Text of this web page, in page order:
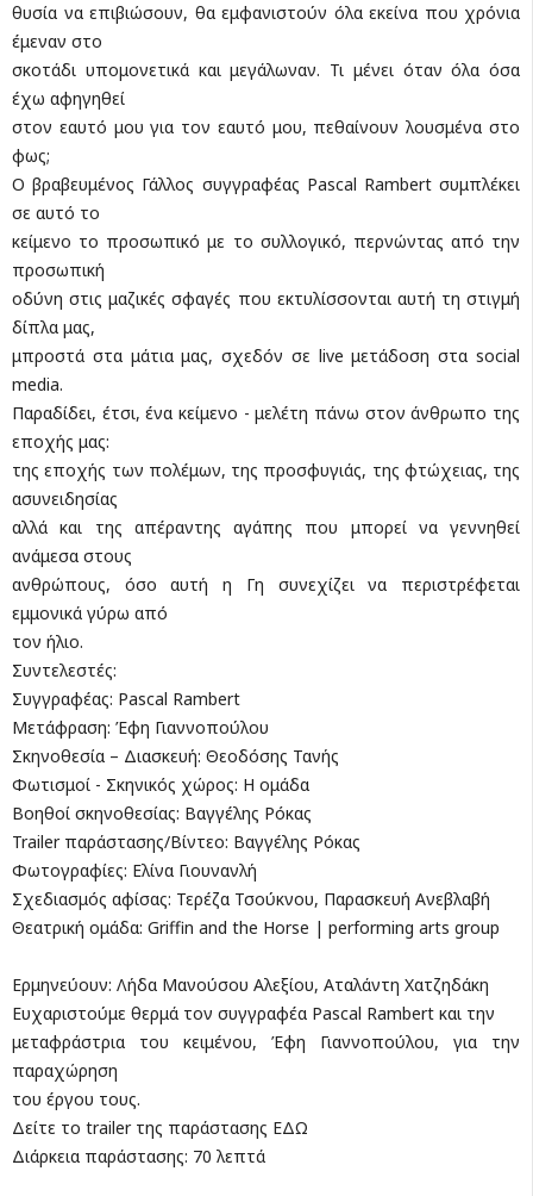
θυσία να επιβιώσουν, θα εμφανιστούν όλα εκείνα που χρόνια
έμεναν στο
σκοτάδι υπομονετικά και μεγάλωναν. Τι μένει όταν όλα όσα
έχω αφηγηθεί
στον εαυτό μου για τον εαυτό μου, πεθαίνουν λουσμένα στο
φως;
Ο βραβευμένος Γάλλος συγγραφέας Pascal Rambert συμπλέκει
σε αυτό το
κείμενο το προσωπικό με το συλλογικό, περνώντας από την
προσωπική
οδύνη στις μαζικές σφαγές που εκτυλίσσονται αυτή τη στιγμή
δίπλα μας,
μπροστά στα μάτια μας, σχεδόν σε live μετάδοση στα social
media.
Παραδίδει, έτσι, ένα κείμενο - μελέτη πάνω στον άνθρωπο της
εποχής μας:
της εποχής των πολέμων, της προσφυγιάς, της φτώχειας, της
ασυνειδησίας
αλλά και της απέραντης αγάπης που μπορεί να γεννηθεί
ανάμεσα στους
ανθρώπους, όσο αυτή η Γη συνεχίζει να περιστρέφεται
εμμονικά γύρω από
τον ήλιο.
Συντελεστές:
Συγγραφέας: Pascal Rambert
Μετάφραση: Έφη Γιαννοπούλου
Σκηνοθεσία – Διασκευή: Θεοδόσης Τανής
Φωτισμοί - Σκηνικός χώρος: Η ομάδα
Βοηθοί σκηνοθεσίας: Βαγγέλης Ρόκας
Trailer παράστασης/Βίντεο: Βαγγέλης Ρόκας
Φωτογραφίες: Ελίνα Γιουνανλή
Σχεδιασμός αφίσας: Τερέζα Τσούκνου, Παρασκευή Ανεβλαβή
Θεατρική ομάδα: Griffin and the Horse | performing arts group
Ερμηνεύουν: Λήδα Μανούσου Αλεξίου, Αταλάντη Χατζηδάκη
Ευχαριστούμε θερμά τον συγγραφέα Pascal Rambert και την
μεταφράστρια του κειμένου, Έφη Γιαννοπούλου, για την
παραχώρηση
του έργου τους.
Δείτε το trailer της παράστασης ΕΔΩ
Διάρκεια παράστασης: 70 λεπτά